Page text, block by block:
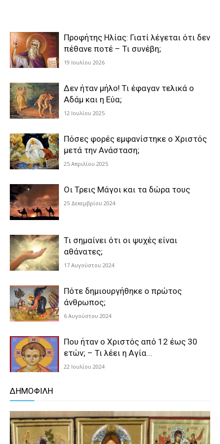
Προφήτης Ηλίας: Γιατί λέγεται ότι δεν
πέθανε ποτέ – Τι συνέβη;
19 Ιουλίου 2026
Δεν ήταν μήλο! Τι έφαγαν τελικά ο
Αδάμ και η Εύα;
12 Ιουλίου 2025
Πόσες φορές εμφανίστηκε ο Χριστός
μετά την Ανάσταση;
25 Απριλίου 2025
Οι Τρεις Μάγοι και τα δώρα τους
25 Δεκεμβρίου 2024
Τι σημαίνει ότι οι ψυχές είναι
αθάνατες;
17 Αυγούστου 2024
Πότε δημιουργήθηκε ο πρώτος
άνθρωπος;
6 Αυγούστου 2024
Που ήταν ο Χριστός από 12 έως 30
ετών; – Τι λέει η Αγία...
22 Ιουλίου 2024
ΔΗΜΟΦΙΛΗ